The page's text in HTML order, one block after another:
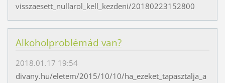
visszaesett_nullarol_kell_kezdeni/20180223152800
Alkoholproblémád van?
2018.01.17 19:54
divany.hu/eletem/2015/10/10/ha_ezeket_tapasztalja_a